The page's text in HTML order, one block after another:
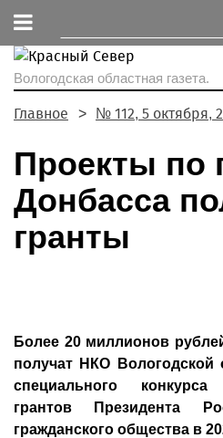
Вологодская областная газета.
Главное № 112, 5 октября,
Проекты по
Донбасса
гранты
Более 20 миллионов
получат НКО Вологодской
специального
грантов Президента
гражданского общества в